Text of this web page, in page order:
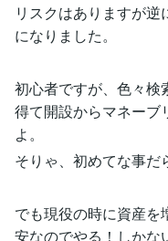
リスクはありますが逆
になりました。
初心者ですが、色々検
得て開設からマネーブ
よ。
そりゃ、初めてな事だ
でも現役の時に資産を
安なのでやる！しかな